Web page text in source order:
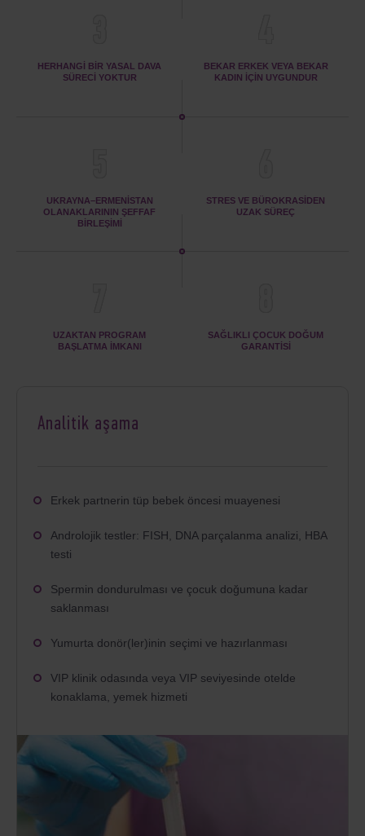
HERHANGI BIR YASAL DAVA
SÜRECI YOKTUR
BEKAR ERKEK VEYA BEKAR
KADIN IÇIN UYGUNDUR
UKRAYNA–ERMENISTAN
OLANAKLARININ ŞEFFAF
BIRLEŞIMI
STRES VE BÜROKRASIDEN
UZAK SÜREÇ
UZAKTAN PROGRAM
BAŞLATMA IMKANI
SAĞLIKLI ÇOCUK DOĞUM
GARANTISI
Analitik aşama
Erkek partnerin tüp bebek öncesi muayenesi
Androlojik testler: FISH, DNA parçalanma analizi, HBA
testi
Spermin dondurulması ve çocuk doğumuna kadar
saklanması
Yumurta donör(ler)inin seçimi ve hazırlanması
VIP klinik odasında veya VIP seviyesinde otelde
konaklama, yemek hizmeti